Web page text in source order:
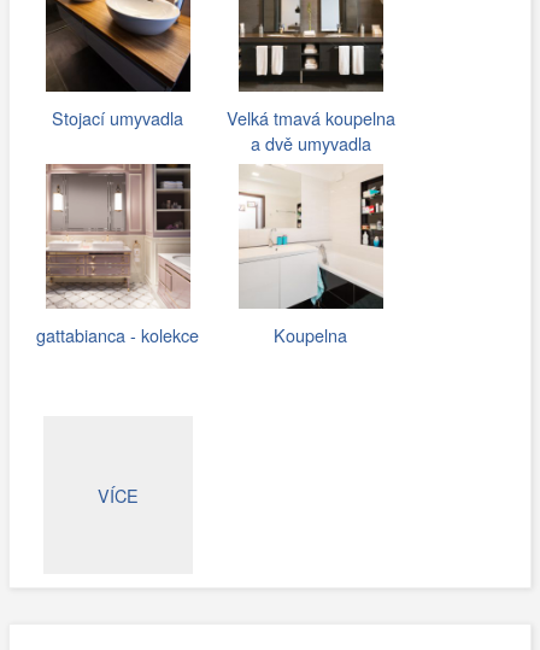
Stojací umyvadla
Velká tmavá koupelna
a dvě umyvadla
gattabianca - kolekce Koupelna
VÍCE